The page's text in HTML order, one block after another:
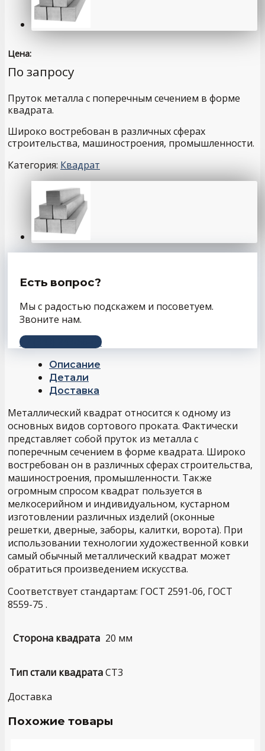
Цена:
По запросу
Пруток металла с поперечным сечением в форме
квадрата.
Широко востребован в различных сферах
строительства, машиностроения, промышленности.
Категория: Квадрат
Есть вопрос?
Мы с радостью подскажем и посоветуем.
Звоните нам.
+7 (343) 243-56-66
Описание
Детали
Доставка
Металлический квадрат относится к одному из
основных видов сортового проката. Фактически
представляет собой пруток из металла с
поперечным сечением в форме квадрата. Широко
востребован он в различных сферах строительства,
машиностроения, промышленности. Также
огромным спросом квадрат пользуется в
мелкосерийном и индивидуальном, кустарном
изготовлении различных изделий (оконные
решетки, дверные, заборы, калитки, ворота). При
использовании технологии художественной ковки
самый обычный металлический квадрат может
обратиться произведением искусства.
Соответствует стандартам: ГОСТ 2591-06, ГОСТ
8559-75 .
Сторона квадрата 20 мм
Тип стали квадратаСТ3
Доставка
Похожие товары